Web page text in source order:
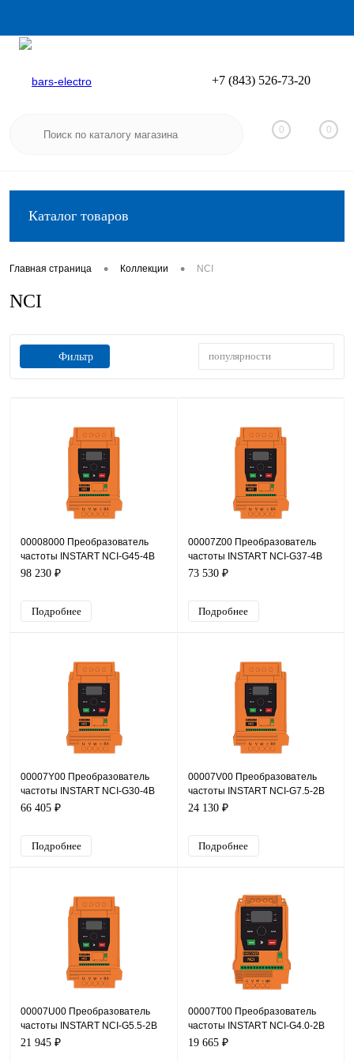
Вход
+7 (843) 526-73-20
0 0
Каталог товаров
Главная страница • Коллекции • NCI
NCI
Фильтр популярности
00008000 Преобразователь
частоты INSTART NCI-G45-4B
+NCI-SM
98 230 ₽
Подробнее
00007Z00 Преобразователь
частоты INSTART NCI-G37-4B
+NCI-SM
73 530 ₽
Подробнее
00007Y00 Преобразователь
частоты INSTART NCI-G30-4B
+NCI-SM
66 405 ₽
Подробнее
00007V00 Преобразователь
частоты INSTART NCI-G7.5-2B
+NCI-SM, 220В, 7,5кВт, 32А
24 130 ₽
Подробнее
00007U00 Преобразователь
частоты INSTART NCI-G5.5-2B
+NCI-SM, 220В, 5,5кВт, 25А
21 945 ₽
00007T00 Преобразователь
частоты INSTART NCI-G4.0-2B
+NCI-SM, 220В, 4кВт, 17А
19 665 ₽